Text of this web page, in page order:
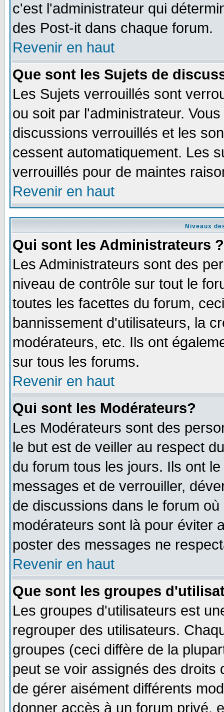
c'est l'administrateur qui
des Post-it dans chaque forum.
Revenir en haut
Que sont les Sujets de
Les Sujets verrouillés sont
ou soit par l'administrateur.
discussions verrouillés et les
cessent automatiquement. Les
verrouillés pour de maintes
Revenir en haut
Niveaux
Qui sont les Administrateurs ?
Les Administrateurs sont des
niveau de contrôle sur tout le
toutes les facettes du forum,
bannissement d'utilisateurs, la
modérateurs, etc. Ils ont
sur tous les forums.
Revenir en haut
Qui sont les Modérateurs?
Les Modérateurs sont des
le but est de veiller au respect
du forum tous les jours. Ils ont
messages et de verrouiller,
de discussions dans le forum
modérateurs sont là pour éviter
poster des messages ne
Revenir en haut
Que sont les groupes
Les groupes d'utilisateurs est
regrouper des utilisateurs.
groupes (ceci diffère de la
peut se voir assignés des
de gérer aisément différents
donner accès à un forum privé,